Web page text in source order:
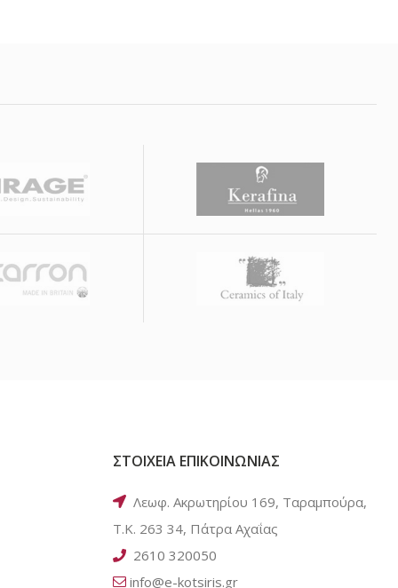
ΣΤΟΙΧΕΙΑ ΕΠΙΚΟΙΝΩΝΙΑΣ
Λεωφ. Ακρωτηρίου 169, Ταραμπούρα,
Τ.Κ. 263 34, Πάτρα Αχαΐας
2610 320050
info@e-kotsiris.gr